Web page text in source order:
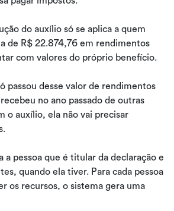
do auxílio só se aplica a quem
de R$ 22.874,76 em rendimentos
com valores do próprio benefício.
passou desse valor de rendimentos
no ano passado de outras
o auxílio, ela não vai precisar
a pessoa que é titular da declaração e
quando ela tiver. Para cada pessoa
os recursos, o sistema gera uma